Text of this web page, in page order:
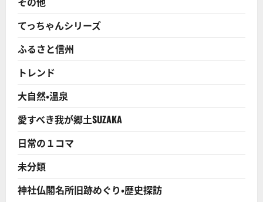
マ
ホ
販
売
減
少
格
Ｍ
に
顧
客
流
出
に
つ
さ
ら
に
てっちゃんシリーズ
ふるさと信州
トレンド
大自然・温泉
愛すべき我が郷土SUZAKA
日常の１コマ
未分類
神社仏閣名所旧跡めぐり・歴史探訪